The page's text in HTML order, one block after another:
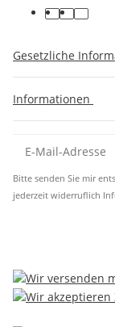
Gesetzliche
Informationen
Bitte senden Sie mir
jederzeit widerruflich